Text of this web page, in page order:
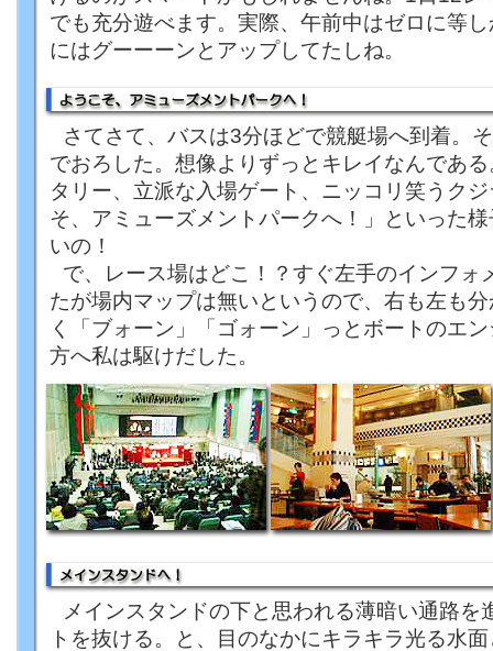
でも充分遊べます。実際、午前中はゼロに等
にはグーーーンとアップしてたしね。
さてさて、バスは3分ほどで競艇場へ到着。
でおろした。想像よりずっとキレイなんであ
タリー、立派な入場ゲート、ニッコリ笑うク
そ、アミューズメントパークへ！」といった
いの！
で、レース場はどこ！？すぐ左手のインフォ
たが場内マップは無いというので、右も左も
く「ブォーン」「ゴォーン」っとボートのエ
方へ私は駆けだした。
メインスタンドの下と思われる薄暗い通路を
トを抜ける。と、目のなかにキラキラ光る水